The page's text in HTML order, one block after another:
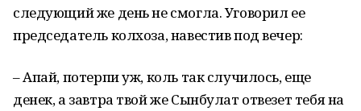
следующий же день не смогла. Уговорил ее
председатель колхоза, на­вестив под вечер:
– Апай, потерпи уж, коль так случилось, еще
денек, а зав­тра твой же Сынбулат отвезет тебя на